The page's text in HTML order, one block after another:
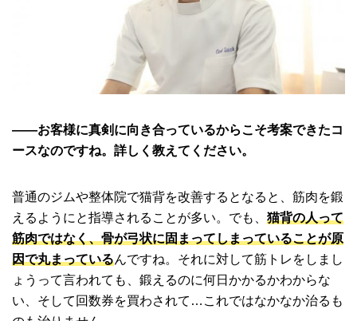
――お客様に真剣に向き合っているからこそ考案できたコ
ースなのですね。詳しく教えてください。
普通のジムや整体院で猫背を改善するとなると、筋肉を鍛
えるようにと指導されることが多い。でも、 猫背の人って
筋肉ではなく、骨が弓状に固まってしまっていることが原
因で丸まっているんですね。それに対して筋トレをしまし
ょうって言われても、鍛えるのに何日かかるかわからな
い、そして回数券を買わされて…これではなかなか治るも